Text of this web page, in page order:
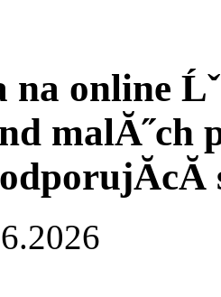
na online